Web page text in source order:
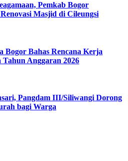
Pemkab Bogor
Masjid di Cileungsi
Bogor Bahas Rencana Kerja
Anggaran 2026
Pangdam III/Siliwangi Dorong
bagi Warga